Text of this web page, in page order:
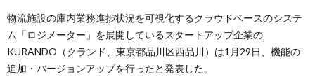
物流施設の庫内業務進捗状況を可視化するクラウドベースのシステ
ム「ロジメーター」を展開しているスタートアップ企業の
KURANDO（クランド、東京都品川区西品川）は1月29日、機能の
追加・バージョンアップを行ったと発表した。